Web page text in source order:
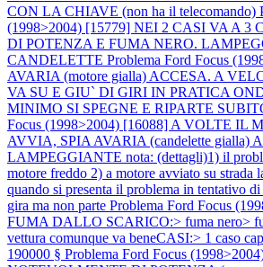
CON LA CHIAVE (non ha il telecomando)
(1998>2004) [15779] NEI 2 CASI VA A
DI POTENZA E FUMA NERO.
CANDELETTE Problema Ford Focus
AVARIA (motore gialla) ACCESA. A
VA SU E GIU` DI GIRI IN PRATICA
MINIMO SI SPEGNE E RIPARTE
Focus (1998>2004) [16088] A VOLTE IL
AVVIA, SPIA AVARIA (candelette gialla)
LAMPEGGIANTE nota: (dettagli)1) il
motore freddo 2) a motore avviato su strada
quando si presenta il problema in tentativo
gira ma non parte Problema Ford Focus
FUMA DALLO SCARICO:> fuma nero>
vettura comunque va beneCASI:> 1 caso
190000 § Problema Ford Focus